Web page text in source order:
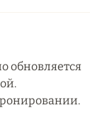
обновляется